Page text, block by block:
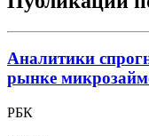
Аналитики
рынке
РБК